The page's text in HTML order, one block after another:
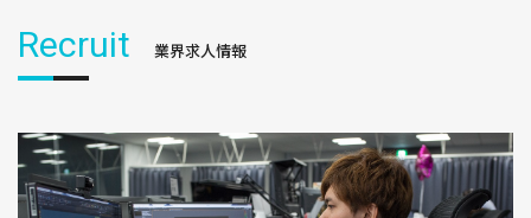
Recruit 業界求人情報